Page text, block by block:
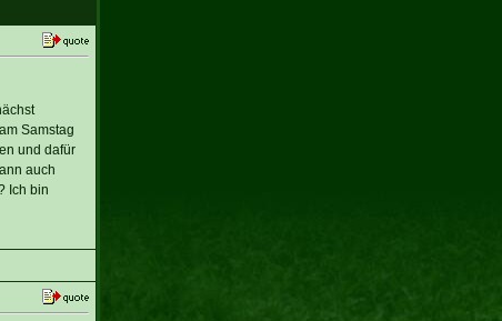
Samstag
und dafür
auch
Ich bin